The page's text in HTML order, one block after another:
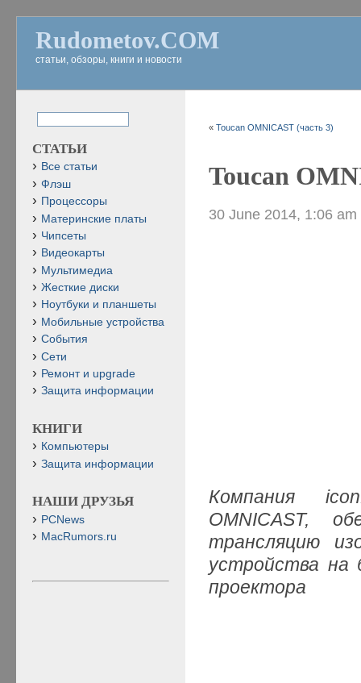
Rudometov.COM
статьи, обзоры, книги и новости
«Toucan OMNICAST (часть 3)
Toucan
30 June 2014, 1:06 am
Компания
OMNICAST,
трансляцию
устройства на
проектора
СТАТЬИ
Все статьи
Флэш
Процессоры
Материнские платы
Чипсеты
Видеокарты
Мультимедиа
Жесткие диски
Ноутбуки и планшеты
Мобильные устройства
События
Сети
Ремонт и upgrade
Защита информации
КНИГИ
Компьютеры
Защита информации
НАШИ ДРУЗЬЯ
PCNews
MacRumors.ru